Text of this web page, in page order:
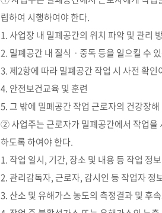
립하여 시행하여야 한다.
1. 사업장 내 밀폐공간의 위치 파악 및 관리
2. 밀폐공간 내 질식ㆍ중독 등을 일으킬 수
3. 제2항에 따라 밀폐공간 작업 시 사전 확
4. 안전보건교육 및 훈련
5. 그 밖에 밀폐공간 작업 근로자의 건강장
② 사업주는 근로자가 밀폐공간에서 작업을
하도록 하여야 한다.
1. 작업 일시, 기간, 장소 및 내용 등 작업 정보
2. 관리감독자, 근로자, 감시인 등 작업자 정
3. 산소 및 유해가스 농도의 측정결과 및 후